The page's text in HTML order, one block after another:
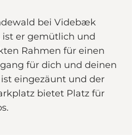
bei Videbæk
ist er gemütlich und
Rahmen für einen
für dich und deinen
eingezäunt und der
bietet Platz für